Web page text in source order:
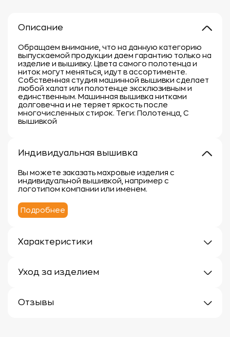
Описание
Обращаем внимание, что на данную категорию
выпускаемой продукции даем гарантию только на
изделие и вышивку. Цвета самого полотенца и
ниток могут меняться, идут в ассортименте.
Собственная студия машинной вышивки сделает
любой халат или полотенце эксклюзивным и
единственным. Машинная вышивка нитками
долговечна и не теряет яркость после
многочисленных стирок. Теги: Полотенца, С
вышивкой
Индивидуальная вышивка
Вы можете заказать махровые изделия с
индивидуальной вышивкой, например с
логотипом компании или именем.
Подробнее
Характеристики
Материал: 100% хлопок
Уход за изделием
чтобы сохранить их мягкость, впитывающие
Отзывы